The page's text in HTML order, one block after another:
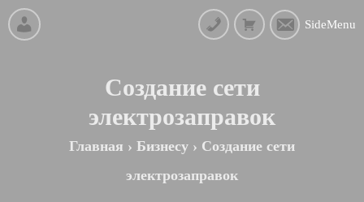
SideMenu
Создание сети
электрозаправок
Главная › Бизнесу › Создание сети
электрозаправок